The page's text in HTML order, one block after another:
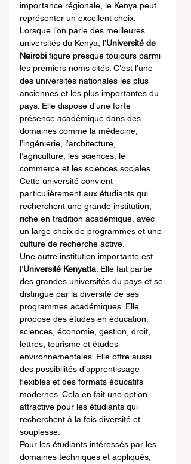
importance régionale, le Kenya peut
représenter un excellent choix.
Lorsque l’on parle des meilleures
universités du Kenya, l’Université de
Nairobi figure presque toujours parmi
les premiers noms cités. C’est l’une
des universités nationales les plus
anciennes et les plus importantes du
pays. Elle dispose d’une forte
présence académique dans des
domaines comme la médecine,
l’ingénierie, l’architecture,
l’agriculture, les sciences, le
commerce et les sciences sociales.
Cette université convient
particulièrement aux étudiants qui
recherchent une grande institution,
riche en tradition académique, avec
un large choix de programmes et une
culture de recherche active.
Une autre institution importante est
l’Université Kenyatta . Elle fait partie
des grandes universités du pays et se
distingue par la diversité de ses
programmes académiques. Elle
propose des études en éducation,
sciences, économie, gestion, droit,
lettres, tourisme et études
environnementales. Elle offre aussi
des possibilités d’apprentissage
flexibles et des formats éducatifs
modernes. Cela en fait une option
attractive pour les étudiants qui
recherchent à la fois diversité et
souplesse.
Pour les étudiants intéressés par les
domaines techniques et appliqués,